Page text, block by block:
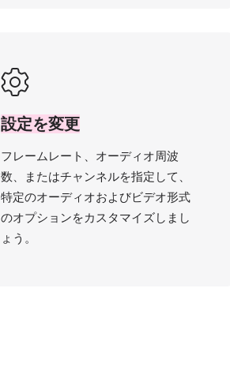
設定を変更
フレームレート、オーディオ周波
数、またはチャンネルを指定して、
特定のオーディオおよびビデオ形式
のオプションをカスタマイズしまし
ょう。